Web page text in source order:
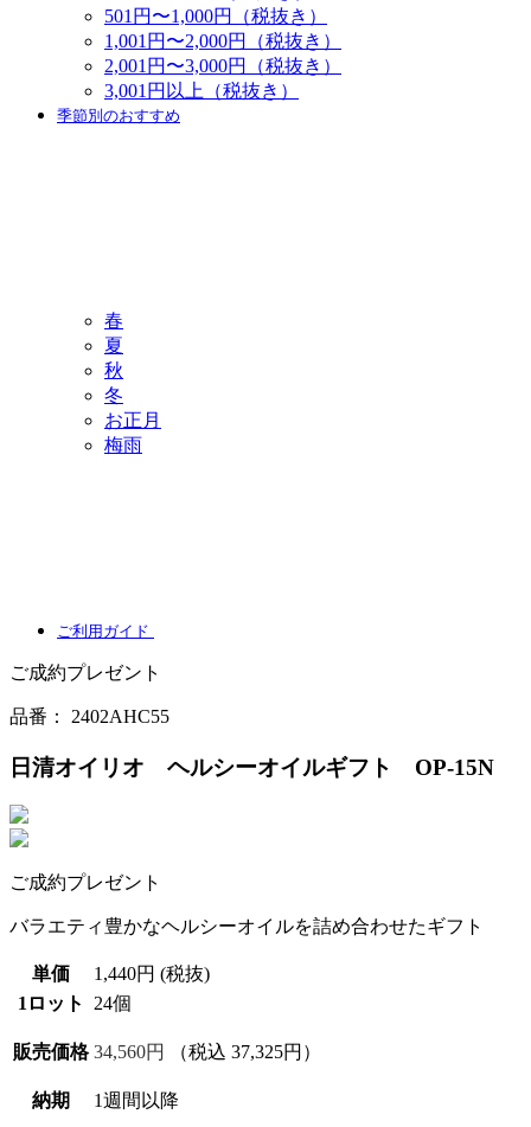
501円〜1,000円（税抜き）
1,001円〜2,000円（税抜き）
2,001円〜3,000円（税抜き）
3,001円以上（税抜き）
季節別のおすすめ
春
夏
秋
冬
お正月
梅雨
ご利用ガイド
ご成約プレゼント
品番： 2402AHC55
日清オイリオ ヘルシーオイルギフト OP-15N
ご成約プレゼント
バラエティ豊かなヘルシーオイルを詰め合わせたギフト
単価
1,440円 (税抜)
1ロット
24個
販売価格 34,560円 （税込 37,325円）
納期 1週間以降